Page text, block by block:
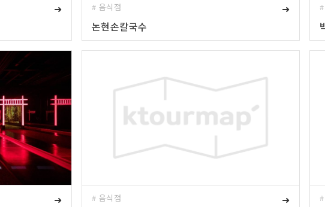
➜
# 음식점
➜
논현손칼국수
➜
# 음식점
➜